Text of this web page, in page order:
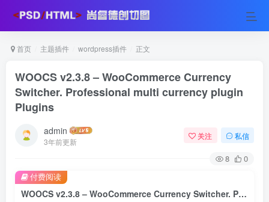
首页 主题插件 wordpress插件 正文
WOOCS v2.3.8 – WooCommerce Currency
Switcher. Professional multi currency plugin
Plugins
admin
3年前更新
关注 私信
8 0
WOOCS v2.3.8 – WooCommerce Currency Switcher. Professional multi currency plugin Plugins
付费阅读